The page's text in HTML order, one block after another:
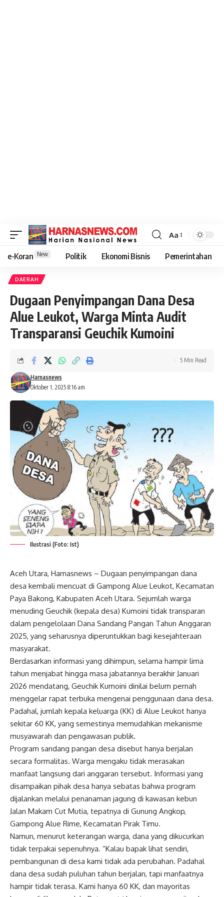
Aa
e-Koran New Politik Ekonomi Bisnis Pemerintahan
DAERAH
Dugaan Penyimpangan Dana Desa
Alue Leukot, Warga Minta Audit
Transparansi Geuchik Kumoini
Oktober 1, 2025 8:16 am
Harnasnews
5 Min Read
Ilustrasi (Foto: Ist)
Aceh Utara, Harnasnews – Dugaan penyimpangan dana
desa kembali mencuat di Gampong Alue Leukot, Kecamatan
Paya Bakong, Kabupaten Aceh Utara. Sejumlah warga
menuding Geuchik (kepala desa) Kumoini tidak transparan
dalam pengelolaan Dana Sandang Pangan Tahun Anggaran
2025, yang seharusnya diperuntukkan bagi kesejahteraan
masyarakat.
Berdasarkan informasi yang dihimpun, selama hampir lima
tahun menjabat hingga masa jabatannya berakhir Januari
2026 mendatang, Geuchik Kumoini dinilai belum pernah
menggelar rapat terbuka mengenai penggunaan dana desa.
Padahal, jumlah kepala keluarga (KK) di Alue Leukot hanya
sekitar 60 KK, yang semestinya memudahkan mekanisme
musyawarah dan pengawasan publik.
Program sandang pangan desa disebut hanya berjalan
secara formalitas. Warga mengaku tidak merasakan
manfaat langsung dari anggaran tersebut. Informasi yang
disampaikan pihak desa hanya sebatas bahwa program
dijalankan melalui penanaman jagung di kawasan kebun
Jalan Makam Cut Mutia, tepatnya di Gunung Angkop,
Gampong Alue Rime, Kecamatan Pirak Timu.
Namun, menurut keterangan warga, dana yang dikucurkan
tidak terpakai sepenuhnya. “Kalau bapak lihat sendiri,
pembangunan di desa kami tidak ada perubahan. Padahal
dana desa sudah puluhan tahun berjalan, tapi manfaatnya
hampir tidak terasa. Kami hanya 60 KK, dan mayoritas